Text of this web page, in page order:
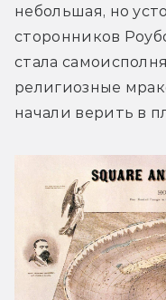
небольшая, но
сторонников
стала
религиозные
начали верить в